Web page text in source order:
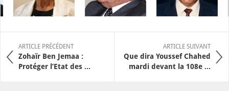
ARTICLE PRÉCÉDENT
Zohaïr Ben Jemaa :
Protéger l’Etat des ...
ARTICLE SUIVANT
Que dira Youssef Chahed
mardi devant la 108e ...